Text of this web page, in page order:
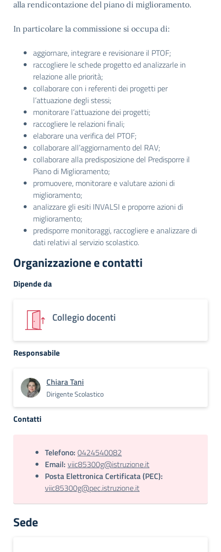
alla rendicontazione del piano di miglioramento.
In particolare la commissione si occupa di:
aggiornare, integrare e revisionare il PTOF;
raccogliere le schede progetto ed analizzarle in
relazione alle priorità;
collaborare con i referenti dei progetti per
l’attuazione degli stessi;
monitorare l’attuazione dei progetti;
raccogliere le relazioni finali;
elaborare una verifica del PTOF;
collaborare all’aggiornamento del RAV;
collaborare alla predisposizione del Predisporre il
Piano di Miglioramento;
promuovere, monitorare e valutare azioni di
miglioramento;
analizzare gli esiti INVALSI e proporre azioni di
miglioramento;
predisporre monitoraggi, raccogliere e analizzare di
dati relativi al servizio scolastico.
Organizzazione e contatti
Dipende da
Collegio docenti
Responsabile
Chiara Tani
Dirigente Scolastico
Contatti
Telefono: 0424540082
Email: viic85300g@istruzione.it
Posta Elettronica Certificata (PEC):
viic85300g@pec.istruzione.it
Sede